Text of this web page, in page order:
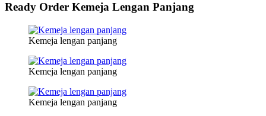
Ready Order Kemeja Lengan Panjang
Kemeja lengan panjang
Kemeja lengan panjang
Kemeja lengan panjang